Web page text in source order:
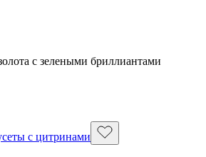
с зелеными бриллиантами
с цитринами